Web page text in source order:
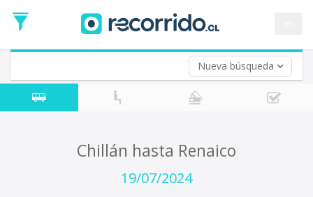
Nueva búsqueda
de
Ida
Vuelta (opcional)
Fecha
de
Chillán hasta Renaico
19/07/2024